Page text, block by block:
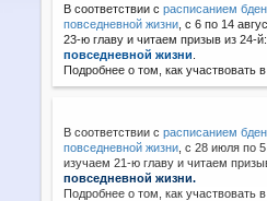
В соответствии срасписанием
повседневной жизни , с 6 по 14
23-ю главу и читаем призыв из 24-
повседневной жизни
Подробнее о том, как участвовать
В соответствии с расписанием
повседневной жизни с 28 июля по 5
изучаем 21-ю главу и читаем
повседневной жизни.
Подробнее о том, как участвовать